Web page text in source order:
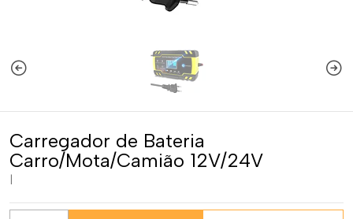
Carregador de Bateria
Carro/Mota/Camião 12V/24V